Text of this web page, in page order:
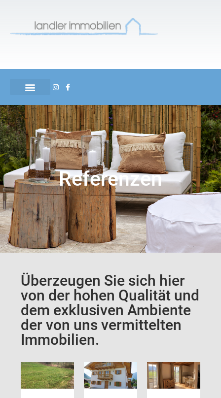
Referenzen
Überzeugen Sie sich hier
von der hohen Qualität und
dem exklusiven Ambiente
der von uns vermittelten
Immobilien.